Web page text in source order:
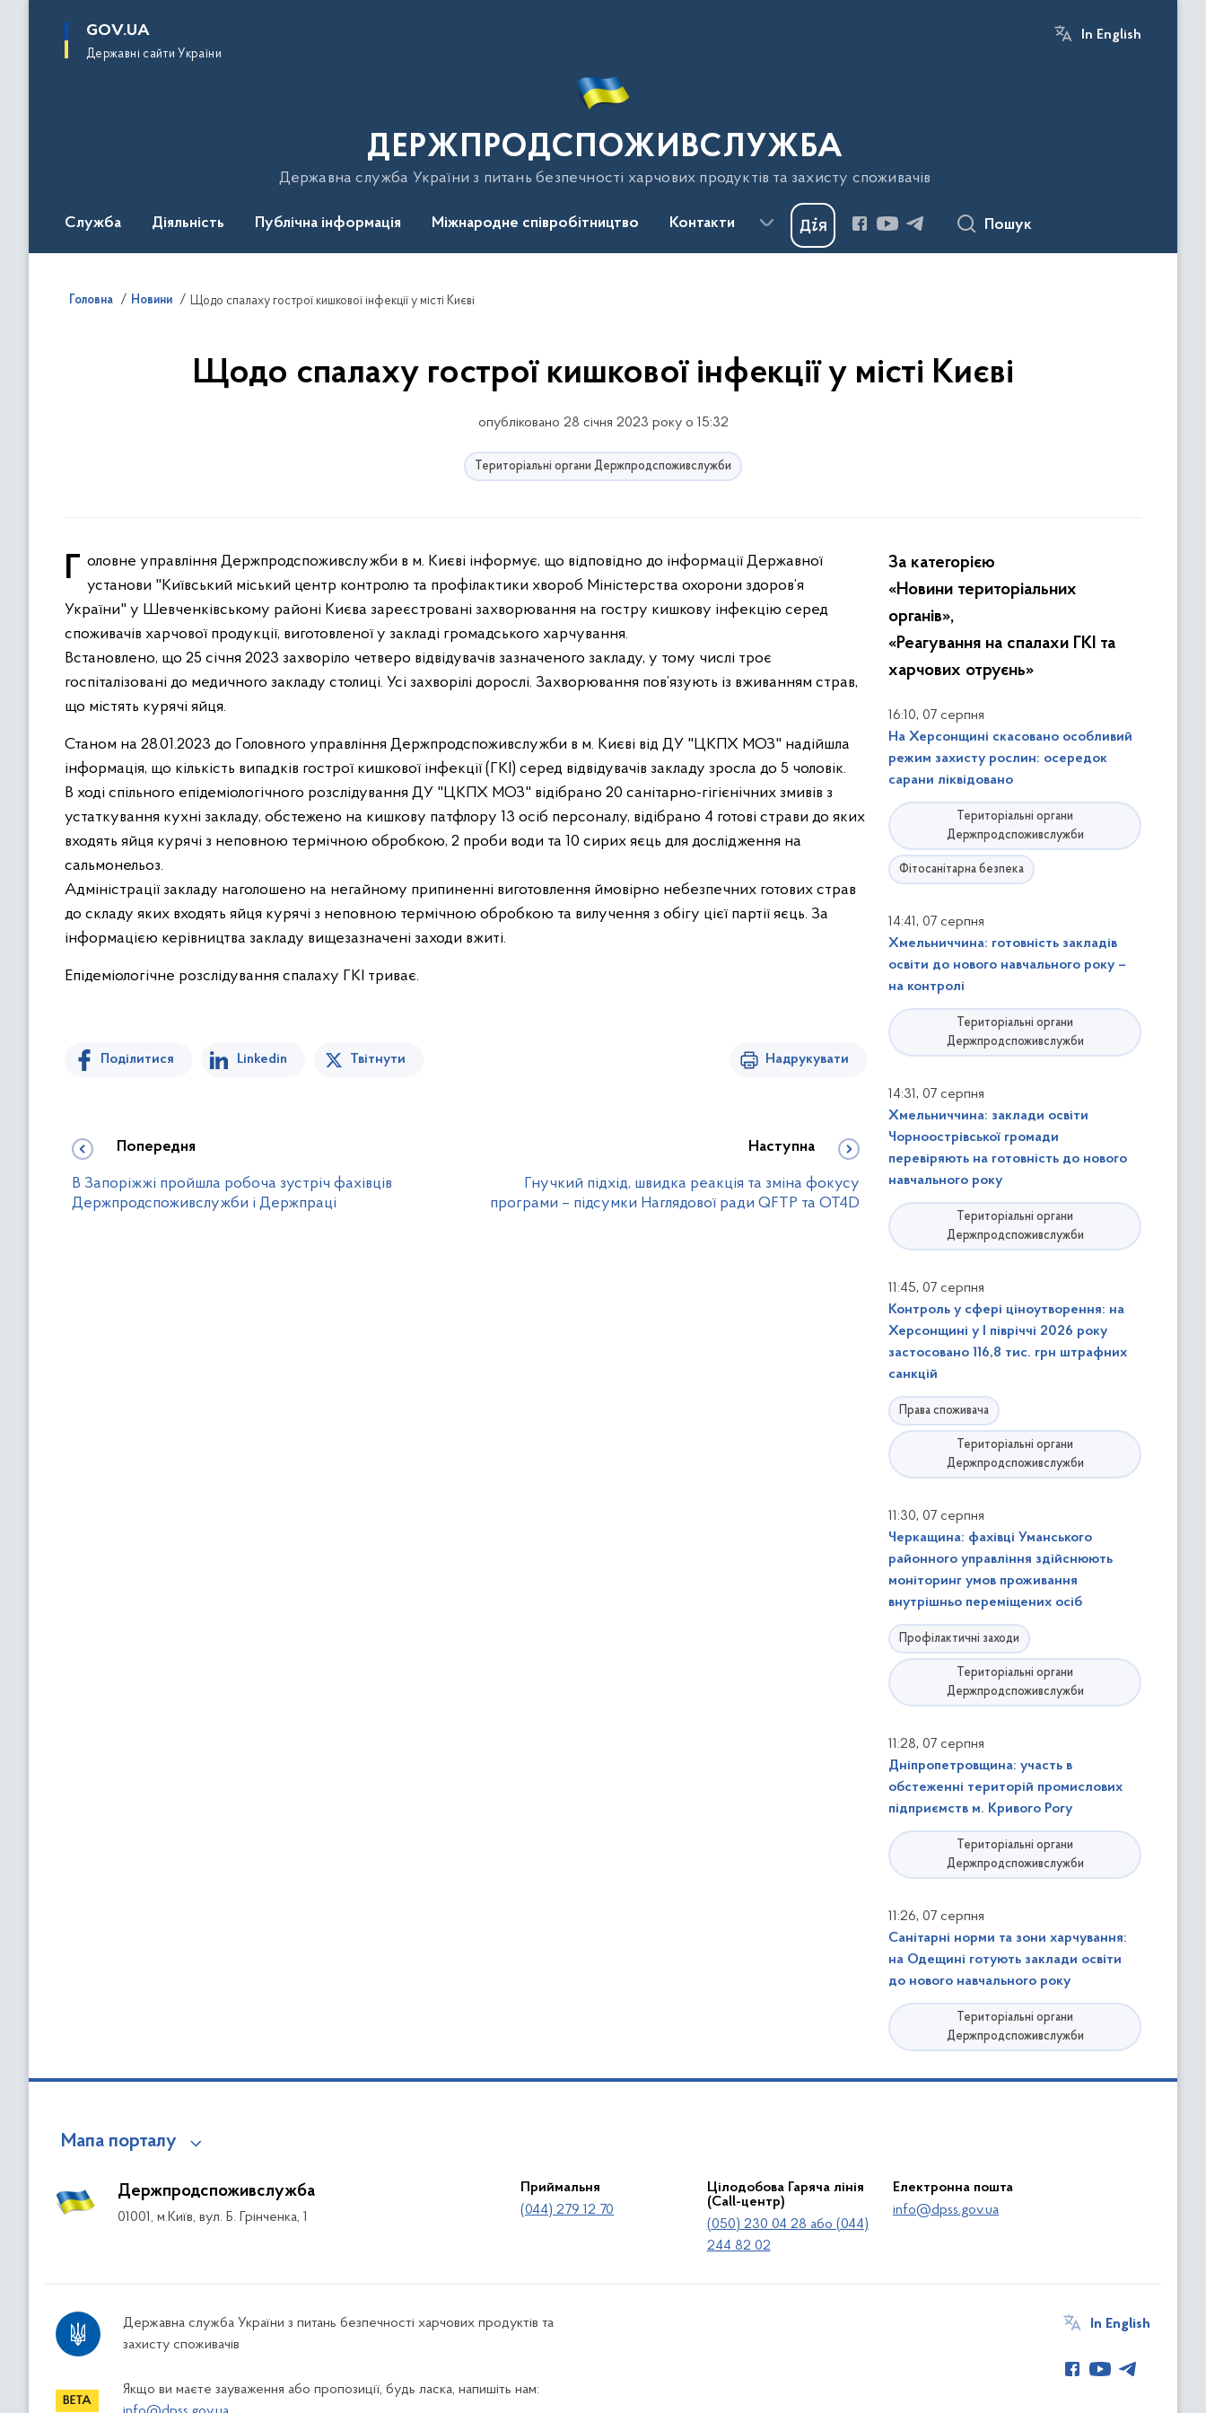
основного
GOV.UA
Державні сайти України
In English
ДЕРЖПРОДСПОЖИВСЛУЖБА
Державна служба України з питань безпечності харчових продуктів та захисту споживачів
Служба Діяльність Публічна інформація Міжнародне співробітництво Контакти Пошук
Головна Новини Щодо спалаху гострої кишкової інфекції у місті Києві
Щодо спалаху гострої кишкової інфекції у місті Києві
опубліковано 28 січня 2023 року о 15:32
Територіальні органи Держпродспоживслужби
Головне управління Держпродспоживслужби в м. Києві інформує, що відповідно до інформації Державної установи "Київський міський центр контролю та профілактики хвороб Міністерства охорони здоров’я
України" у Шевченківському районі Києва зареєстровані захворювання на гостру кишкову інфекцію серед
споживачів харчової продукції, виготовленої у закладі громадського харчування.
Встановлено, що 25 січня 2023 захворіло четверо відвідувачів зазначеного закладу, у тому числі троє
госпіталізовані до медичного закладу столиці. Усі захворілі дорослі. Захворювання пов’язують із вживанням страв,
що містять курячі яйця.
Станом на 28.01.2023 до Головного управління Держпродспоживслужби в м. Києві від ДУ "ЦКПХ МОЗ" надійшла
інформація, що кількість випадків гострої кишкової інфекції (ГКІ) серед відвідувачів закладу зросла до 5 чоловік.
В ході спільного епідеміологічного розслідування ДУ "ЦКПХ МОЗ" відібрано 20 санітарно-гігієнічних змивів з
устаткування кухні закладу, обстежено на кишкову патфлору 13 осіб персоналу, відібрано 4 готові страви до яких
входять яйця курячі з неповною термічною обробкою, 2 проби води та 10 сирих яєць для дослідження на
сальмонельоз.
Адміністрації закладу наголошено на негайному припиненні виготовлення ймовірно небезпечних готових страв
до складу яких входять яйця курячі з неповною термічною обробкою та вилучення з обігу цієї партії яєць. За
інформацією керівництва закладу вищезазначені заходи вжиті.
Епідеміологічне розслідування спалаху ГКІ триває.
Поділитися Linkedin Твітнути Надрукувати
Попередня
В Запоріжжі пройшла робоча зустріч фахівців
Держпродспоживслужби і Держпраці
Наступна
Гнучкий підхід, швидка реакція та зміна фокусу
програми – підсумки Наглядової ради QFTP та OT4D
За категорією
«Новини територіальних
органів»,
«Реагування на спалахи ГКІ та
харчових отруєнь»
16:10, 07 серпня
На Херсонщині скасовано особливий
режим захисту рослин: осередок
сарани ліквідовано
Територіальні органи
Держпродспоживслужби
Фітосанітарна безпека
14:41, 07 серпня
Хмельниччина: готовність закладів
освіти до нового навчального року –
на контролі
Територіальні органи
Держпродспоживслужби
14:31, 07 серпня
Хмельниччина: заклади освіти
Чорноострівської громади
перевіряють на готовність до нового
навчального року
Територіальні органи
Держпродспоживслужби
11:45, 07 серпня
Контроль у сфері ціноутворення: на
Херсонщині у І півріччі 2026 року
застосовано 116,8 тис. грн штрафних
санкцій
Права споживача
Територіальні органи
Держпродспоживслужби
11:30, 07 серпня
Черкащина: фахівці Уманського
районного управління здійснюють
моніторинг умов проживання
внутрішньо переміщених осіб
Профілактичні заходи
Територіальні органи
Держпродспоживслужби
11:28, 07 серпня
Дніпропетровщина: участь в
обстеженні територій промислових
підприємств м. Кривого Рогу
Територіальні органи
Держпродспоживслужби
11:26, 07 серпня
Санітарні норми та зони харчування:
на Одещині готують заклади освіти
до нового навчального року
Територіальні органи
Держпродспоживслужби
Мапа порталу
Держпродспоживслужба
01001, м.Київ, вул. Б. Грінченка, 1
Приймальня
(044) 279 12 70
Цілодобова Гаряча лінія
(Call-центр)
(050) 230 04 28 або (044)
244 82 02
Електронна пошта
info@dpss.gov.ua
Державна служба України з питань безпечності харчових продуктів та
захисту споживачів
Якщо ви маєте зауваження або пропозиції, будь ласка, напишіть нам:
In English